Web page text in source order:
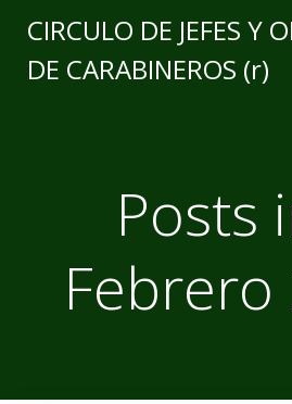
CIRCULO DE JEFES Y
DE CARABINEROS (r)
Posts
Febrero